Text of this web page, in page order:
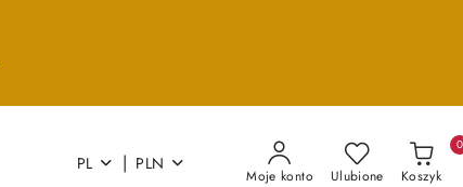
PL | PLN
Moje konto Ulubione Koszyk
0